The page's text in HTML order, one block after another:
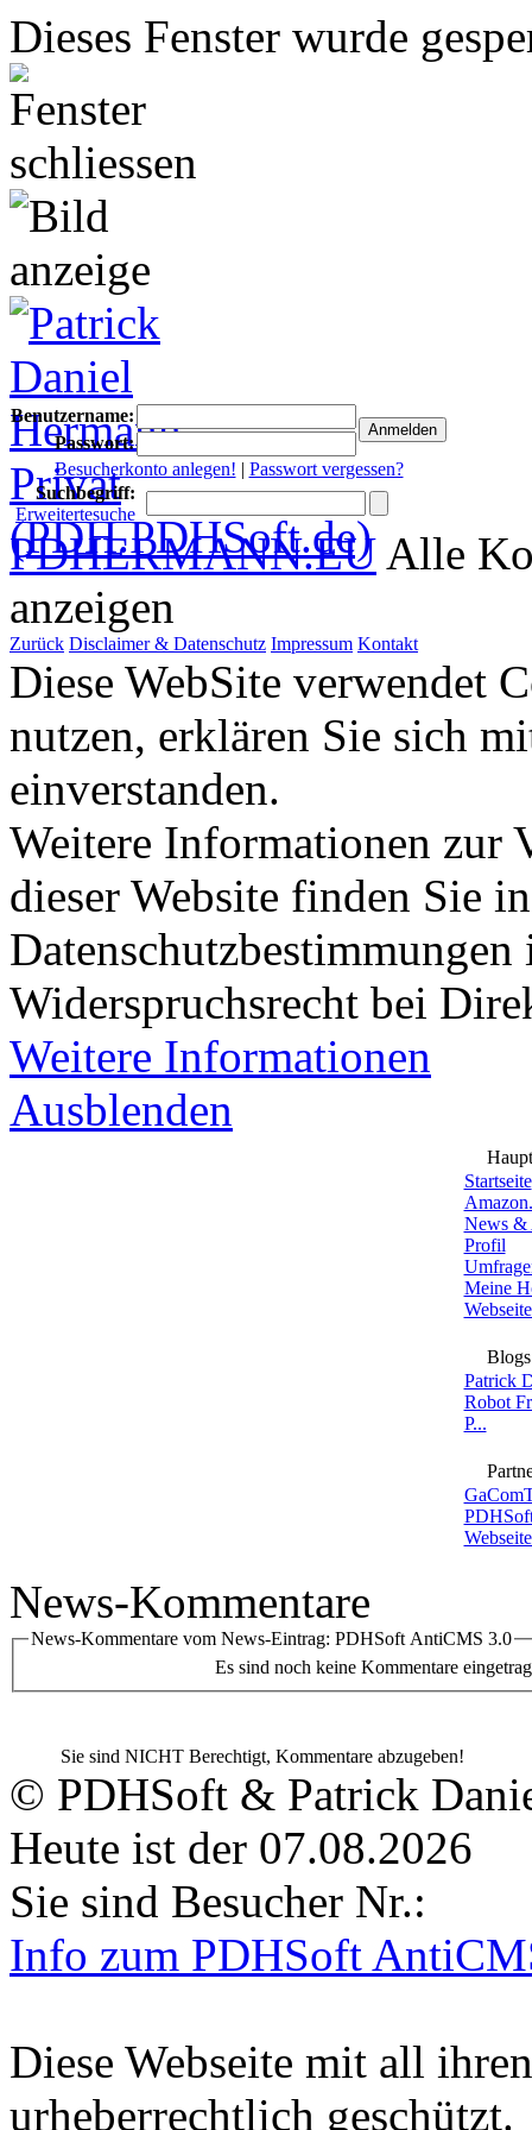
Dieses Fenster wurde
Benutzername:
Passwort:
Besucherkonto anlegen! | Passwort vergessen?
Suchbegriff:
Erweitertesuche
PDHERMANN.EU Alle
anzeigen
Zurück Disclaimer & Datenschutz Impressum Kontakt
Diese WebSite verwendet
nutzen, erklären Sie sich
einverstanden.
Weitere Informationen zur
dieser Website finden Sie
Widerspruchsrecht bei
Weitere Informationen
Ausblenden
Startseite
News &
Profil
Meine
Blogs
Patrick
Robot
P...
News-Kommentare
News-Kommentare vom News-Eintrag: PDHSoft AntiCMS 3.0
Es sind noch keine Kommentare
Sie sind NICHT Berechtigt, Kommentare abzugeben!
© PDHSoft & Patrick
Heute ist der 07.08.2026
Sie sind Besucher Nr.:
Info zum PDHSoft
Diese Webseite mit all
urheberrechtlich geschützt.